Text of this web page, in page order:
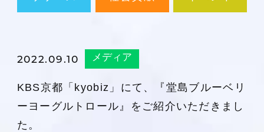
2022.09.10 メディア
KBS京都「kyobiz」にて、『堂島ブルーベリ
ーヨーグルトロール』をご紹介いただきまし
た。